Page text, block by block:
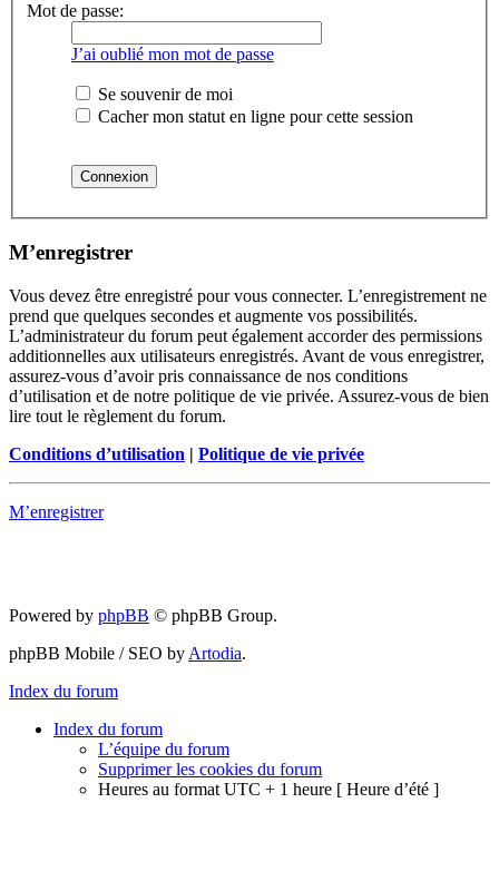
Mot de passe:
J’ai oublié mon mot de passe
Se souvenir de moi
Cacher mon statut en ligne pour cette session
M’enregistrer
Vous devez être enregistré pour vous connecter. L’enregistrement ne
prend que quelques secondes et augmente vos possibilités.
L’administrateur du forum peut également accorder des permissions
additionnelles aux utilisateurs enregistrés. Avant de vous enregistrer,
assurez-vous d’avoir pris connaissance de nos conditions
d’utilisation et de notre politique de vie privée. Assurez-vous de bien
lire tout le règlement du forum.
Conditions d’utilisation | Politique de vie privée
M’enregistrer
Powered by phpBB © phpBB Group.
phpBB Mobile / SEO by Artodia.
Index du forum
Index du forum
L’équipe du forum
Supprimer les cookies du forum
Heures au format UTC + 1 heure [ Heure d’été ]